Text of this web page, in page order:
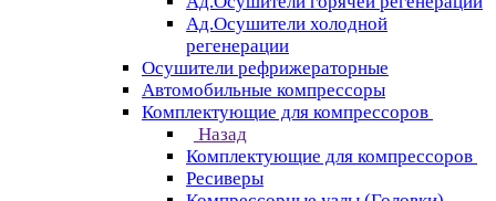
Ад.Осушители холодной
регенерации
Осушители рефрижераторные
Автомобильные компрессоры
Комплектующие для компрессоров
Назад
Комплектующие для компрессоров
Ресиверы